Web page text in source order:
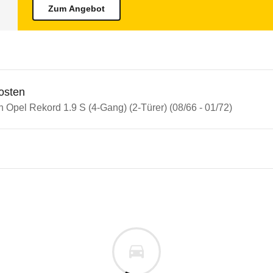
Zum Angebot
Opel Rekord 1.9 S (4-Gang) (2-Türer) (08/66 - 01/72)